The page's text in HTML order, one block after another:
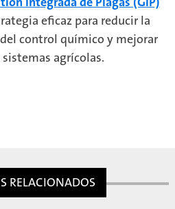
eficaz para reducir la
control químico y mejorar
agrícolas.
RELACIONADOS